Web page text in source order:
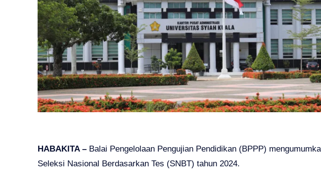
HABAKITA – Balai Pengelolaan Pengujian Pendidikan (BPPP)
Seleksi Nasional Berdasarkan Tes (SNBT) tahun 2024.